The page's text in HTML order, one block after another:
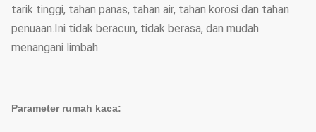
tarik tinggi, tahan panas, tahan air, tahan korosi dan tahan
penuaan.Ini tidak beracun, tidak berasa, dan mudah
menangani limbah.
Parameter rumah kaca: